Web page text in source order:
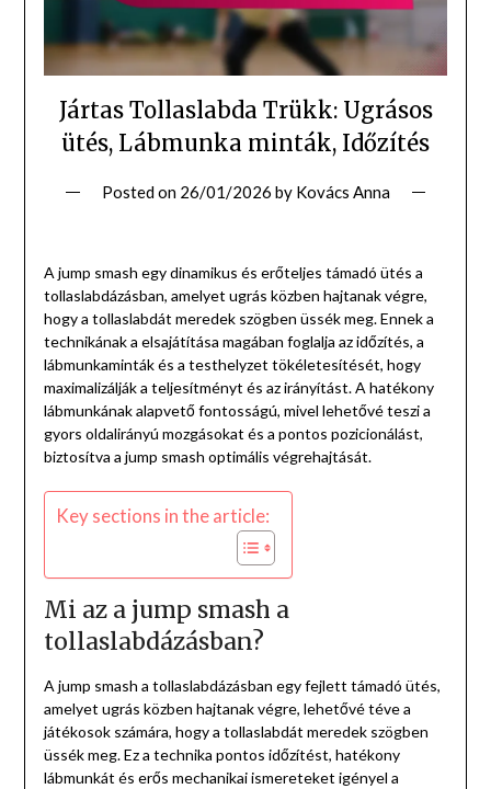
Jártas Tollaslabda Trükk: Ugrásos
ütés, Lábmunka minták, Időzítés
Posted on 26/01/2026 by Kovács Anna
A jump smash egy dinamikus és erőteljes támadó ütés a
tollaslabdázásban, amelyet ugrás közben hajtanak végre,
hogy a tollaslabdát meredek szögben üssék meg. Ennek a
technikának a elsajátítása magában foglalja az időzítés, a
lábmunkaminták és a testhelyzet tökéletesítését, hogy
maximalizálják a teljesítményt és az irányítást. A hatékony
lábmunkának alapvető fontosságú, mivel lehetővé teszi a
gyors oldalirányú mozgásokat és a pontos pozicionálást,
biztosítva a jump smash optimális végrehajtását.
Key sections in the article:
Mi az a jump smash a
tollaslabdázásban?
A jump smash a tollaslabdázásban egy fejlett támadó ütés,
amelyet ugrás közben hajtanak végre, lehetővé téve a
játékosok számára, hogy a tollaslabdát meredek szögben
üssék meg. Ez a technika pontos időzítést, hatékony
lábmunkát és erős mechanikai ismereteket igényel a